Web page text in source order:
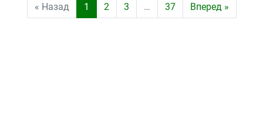
« Назад 1 2 3 … 37 Вперед »